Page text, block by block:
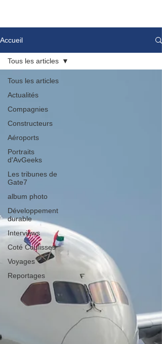
Accueil
Tous les articles
Actualités
Compagnies
Constructeurs
Aéroports
Portraits
d'AvGeeks
Les tribunes de
Gate7
album photo
Développement
durable
Interviews
Coté Coulisses
Voyages
Reportages
Tous les articles